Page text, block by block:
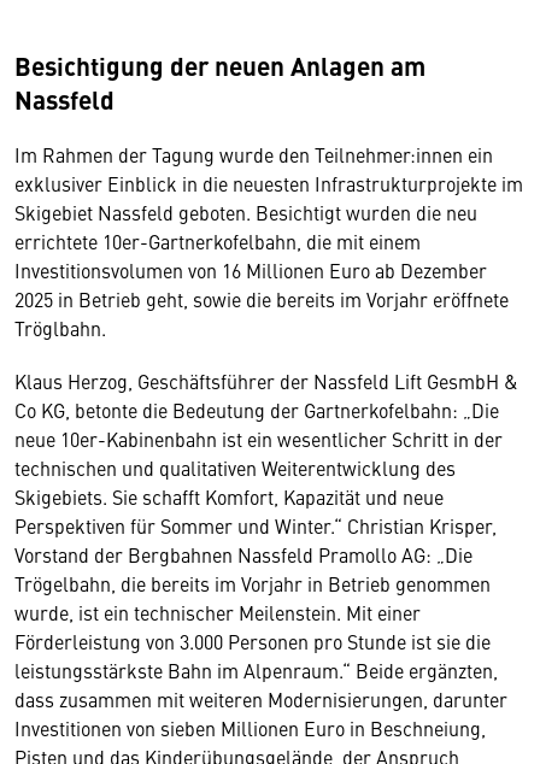
Besichtigung der neuen Anlagen am
Nassfeld
Im Rahmen der Tagung wurde den Teilnehmer:innen ein
exklusiver Einblick in die neuesten Infrastrukturprojekte im
Skigebiet Nassfeld geboten. Besichtigt wurden die neu
errichtete 10er-Gartnerkofelbahn, die mit einem
Investitionsvolumen von 16 Millionen Euro ab Dezember
2025 in Betrieb geht, sowie die bereits im Vorjahr eröffnete
Tröglbahn.
Klaus Herzog, Geschäftsführer der Nassfeld Lift GesmbH &
Co KG, betonte die Bedeutung der Gartnerkofelbahn: „Die
neue 10er-Kabinenbahn ist ein wesentlicher Schritt in der
technischen und qualitativen Weiterentwicklung des
Skigebiets. Sie schafft Komfort, Kapazität und neue
Perspektiven für Sommer und Winter.“ Christian Krisper,
Vorstand der Bergbahnen Nassfeld Pramollo AG: „Die
Trögelbahn, die bereits im Vorjahr in Betrieb genommen
wurde, ist ein technischer Meilenstein. Mit einer
Förderleistung von 3.000 Personen pro Stunde ist sie die
leistungsstärkste Bahn im Alpenraum.“ Beide ergänzten,
dass zusammen mit weiteren Modernisierungen, darunter
Investitionen von sieben Millionen Euro in Beschneiung,
Pisten und das Kinderübungsgelände, der Anspruch